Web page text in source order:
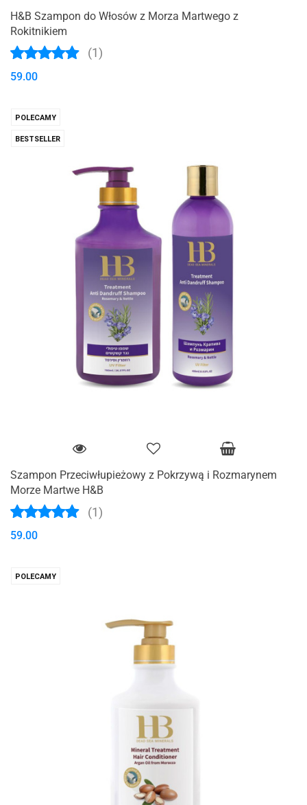
H&B Szampon do Włosów z Morza Martwego z
Rokitnikiem
(1)
59.00
POLECAMY
BESTSELLER
Szampon Przeciwłupieżowy z Pokrzywą i Rozmarynem
Morze Martwe H&B
(1)
59.00
POLECAMY